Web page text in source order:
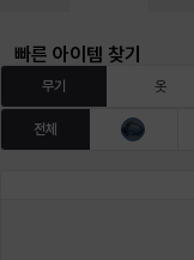
아야 아이솔
빠른 아이템 찾기
무기 옷
전체